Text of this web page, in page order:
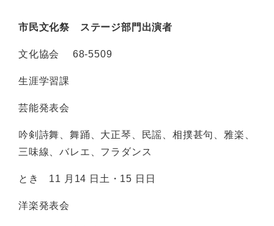
市民文化祭 ステージ部門出演者
文化協会 68-5509
生涯学習課
芸能発表会
吟剣詩舞、舞踊、大正琴、民謡、相撲甚句、雅楽、
三味線、バレエ、フラダンス
とき 11 月14 日土・15 日日
洋楽発表会